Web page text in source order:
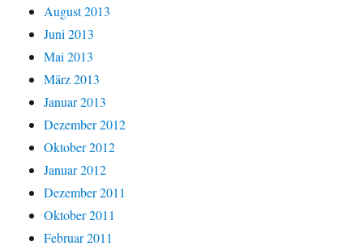
August 2013
Juni 2013
Mai 2013
März 2013
Januar 2013
Dezember 2012
Oktober 2012
Januar 2012
Dezember 2011
Oktober 2011
Februar 2011